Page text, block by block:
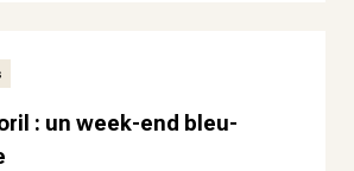
: un week-end bleu-